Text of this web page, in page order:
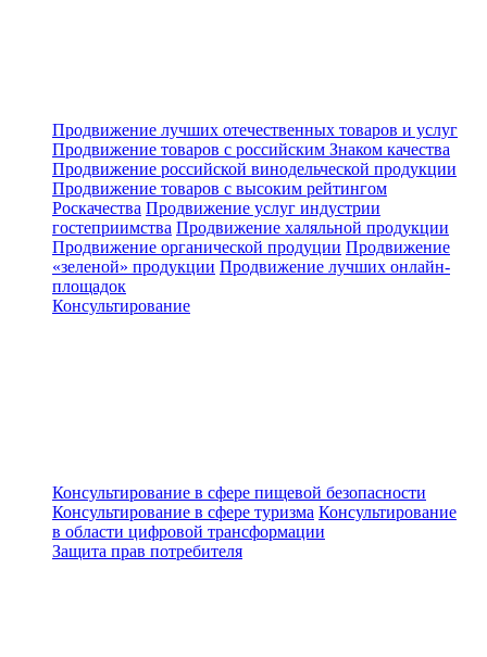
Продвижение лучших отечественных товаров и услуг
Продвижение товаров с российским Знаком качества
Продвижение российской винодельческой продукции
Продвижение товаров с высоким рейтингом
Роскачества Продвижение услуг индустрии
гостеприимства Продвижение халяльной продукции
Продвижение органической продуции Продвижение
«зеленой» продукции Продвижение лучших онлайн-
площадок
Консультирование
Консультирование в сфере пищевой безопасности
Консультирование в сфере туризма Консультирование
в области цифровой трансформации
Защита прав потребителя